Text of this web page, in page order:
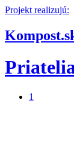
Projekt realizujú:
1